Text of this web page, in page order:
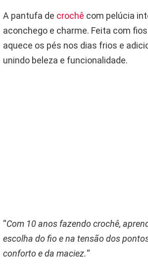
A pantufa de crochê com pelúcia
aconchego e charme. Feita com
aquece os pés nos dias frios e
unindo beleza e funcionalidade.
“Com 10 anos fazendo crochê,
escolha do fio e na tensão dos
conforto e da maciez.“